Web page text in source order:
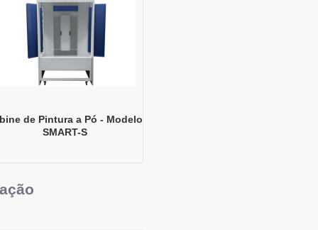
de Pintura a Pó - Modelo
SMART-S